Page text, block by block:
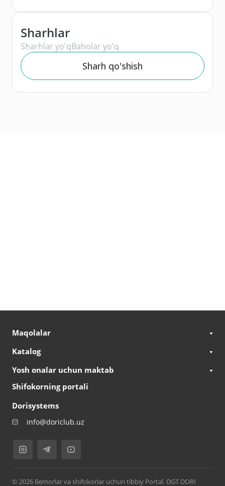
Sharhlar
Sharhlar yo'qBaholar yo'q
Sharh qo'shish
Maqolalar
Katalog
Yosh onalar uchun maktab
Shifokorning portali
Dorisystems
info@doriclub.uz
© 2026 Bemorlar va shifokorlar uchun tibbiy Portal. DGT DORI